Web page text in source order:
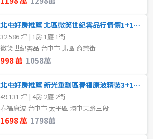
地下室
2樓
11~20樓
2樓
北屯好房推薦 北區微笑世紀雲品行情價1+1房大平車
32.586 坪 | 1房 1廳 1衛
微笑世紀雲品 台中市 北區 育樂街
998 萬 1058萬
北屯好房推薦 新光重劃區春福康波精裝3+1房平車露臺戶
49.131 坪 | 4房 2廳 2衛
春福康波 台中市 太平區 環中東路三段
1698 萬 1798萬